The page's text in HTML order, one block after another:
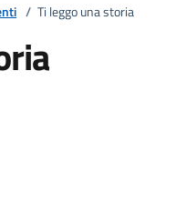
/ Ti leggo una storia